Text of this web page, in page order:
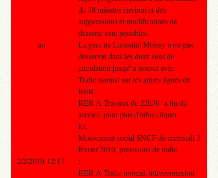
de 30 minutes environ et des
suppressions et modifications de
desserte sont possibles.
La gare de Lieusaint Moissy n'est pas
desservie dans les deux sens de
circulation jusqu'`a nouvel avis.
Trafic normal sur les autres lignes de
RER.
RER A Travaux de 22h30 `a fin de
service, pour plus d'infos cliquer
ici.
Mouvement social SNCF du mercredi 3
fevrier 2010, previsions de trafic
:
RER A Trafic normal, interconnexion
au
2/2/2010 12:17